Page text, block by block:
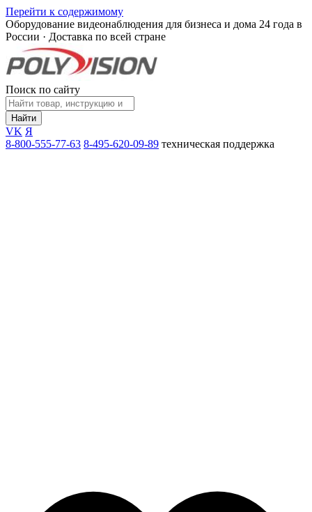
Перейти к содержимому
Оборудование видеонаблюдения для бизнеса и дома 24 года в
России · Доставка по всей стране
Поиск по сайту
Найти
VK Я
8-800-555-77-63 8-495-620-09-89 техническая поддержка